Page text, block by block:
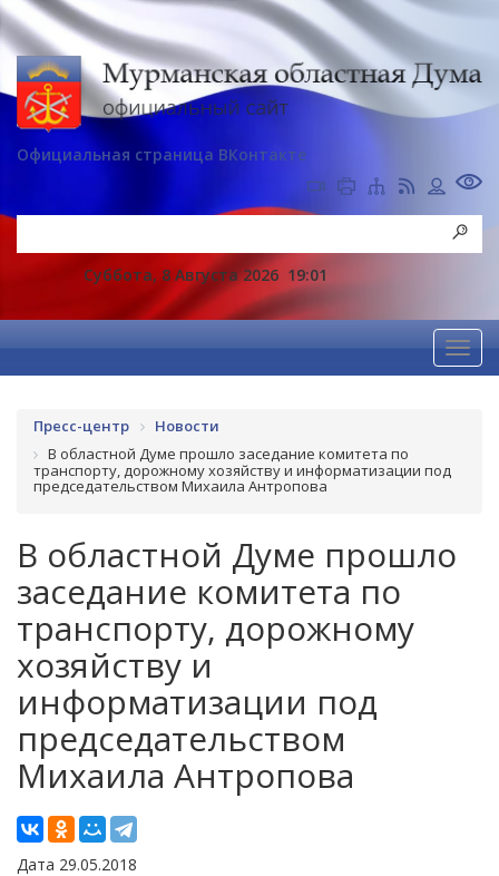
Официальная страница ВКонтакте
Суббота, 8 Августа 2026 19:01
Пресс-центр
Новости
В областной Думе прошло заседание комитета по
транспорту, дорожному хозяйству и информатизации под
председательством Михаила Антропова
В областной Думе прошло
заседание комитета по
транспорту, дорожному
хозяйству и
информатизации под
председательством
Михаила Антропова
Дата 29.05.2018